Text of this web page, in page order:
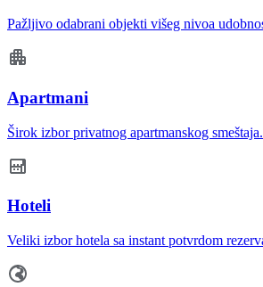
Pažljivo odabrani objekti višeg nivoa
Apartmani
Širok izbor privatnog apartmanskog smeštaja.
Hoteli
Veliki izbor hotela sa instant potvrdom